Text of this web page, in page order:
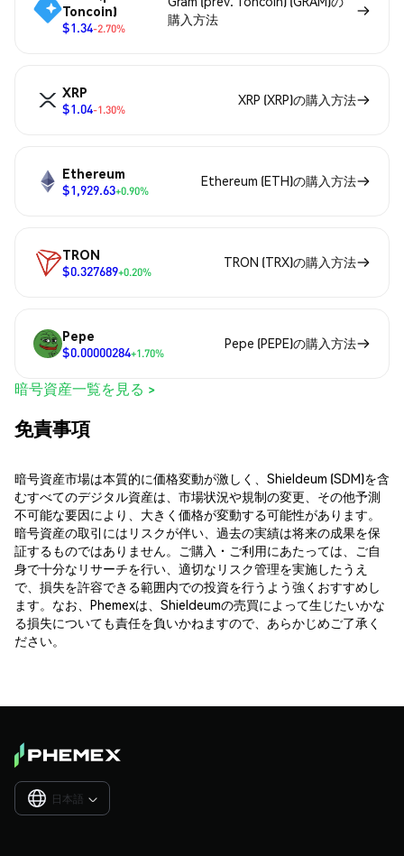
Toncoin)
$1.34-2.70%
購入方法
XRP
$1.04-1.30%
XRP (XRP)の購入方法
Ethereum
$1,929.63+0.90%
Ethereum (ETH)の購入方法
TRON
$0.327689+0.20%
TRON (TRX)の購入方法
Pepe
$0.00000284+1.70%
Pepe (PEPE)の購入方法
暗号資産一覧を見る >
免責事項
暗号資産市場は本質的に価格変動が激しく、Shieldeum (SDM)を含
むすべてのデジタル資産は、市場状況や規制の変更、その他予測
不可能な要因により、大きく価格が変動する可能性があります。
暗号資産の取引にはリスクが伴い、過去の実績は将来の成果を保
証するものではありません。ご購入・ご利用にあたっては、ご自
身で十分なリサーチを行い、適切なリスク管理を実施したうえ
で、損失を許容できる範囲内での投資を行うよう強くおすすめし
ます。なお、Phemexは、Shieldeumの売買によって生じたいかな
る損失についても責任を負いかねますので、あらかじめご了承く
ださい。
日本語 